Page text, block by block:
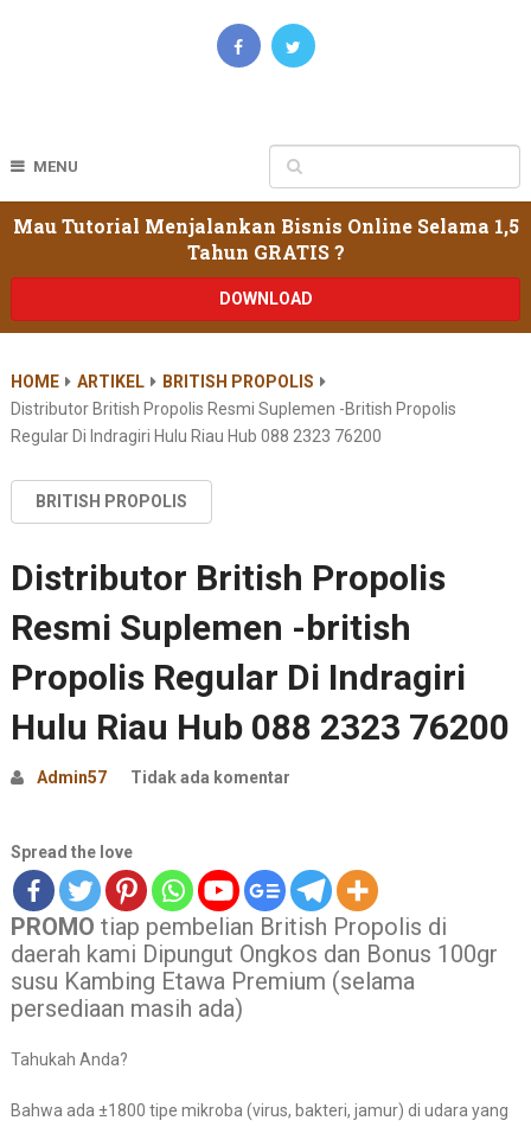
MENU
Mau Tutorial Menjalankan Bisnis Online Selama 1,5
Tahun GRATIS ?
DOWNLOAD
HOME ARTIKEL
BRITISH PROPOLIS
Distributor British Propolis Resmi Suplemen -british Propolis
Regular Di Indragiri Hulu Riau Hub 088 2323 76200
BRITISH PROPOLIS
Distributor British Propolis
Resmi Suplemen -british
Propolis Regular Di Indragiri
Hulu Riau Hub 088 2323 76200
Admin57 Tidak ada komentar
Spread the love
PROMO tiap pembelian British Propolis di
daerah kami Dipungut Ongkos dan Bonus 100gr
susu Kambing Etawa Premium (selama
persediaan masih ada)
Tahukah Anda?
Bahwa ada ±1800 tipe mikroba (virus, bakteri, jamur) di udara yang